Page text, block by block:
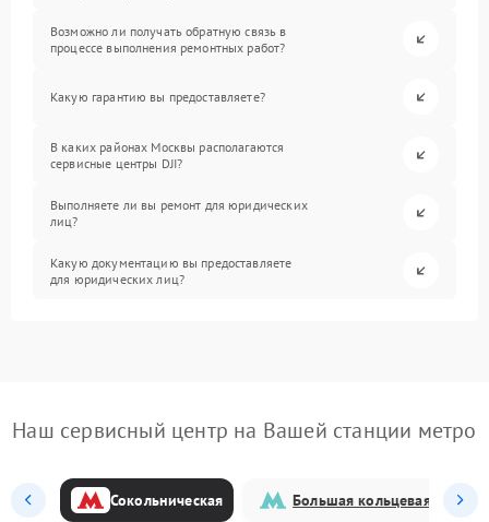
Возможно ли получать обратную связь в
процессе выполнения ремонтных работ?
Какую гарантию вы предоставляете?
В каких районах Москвы располагаются
сервисные центры DJI?
Выполняете ли вы ремонт для юридических
лиц?
Какую документацию вы предоставляете
для юридических лиц?
Наш сервисный центр на Вашей станции метро
Сокольническая Большая кольцевая